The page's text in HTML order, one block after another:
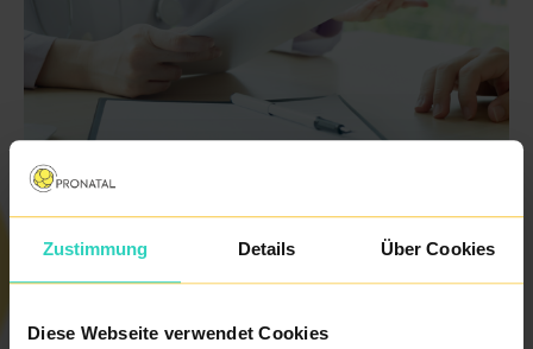
Zustimmung Details Über Cookies
Diese Webseite verwendet Cookies